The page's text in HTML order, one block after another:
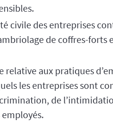
civile des entreprises
de coffres-forts
relative aux pratiques
les entreprises sont
de